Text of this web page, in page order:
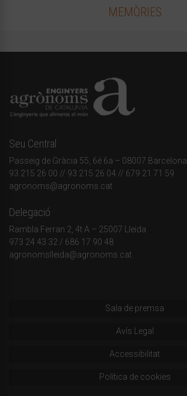
MEMÒRIES
Seu Central
Passeig de Gràcia 55, 6è 6a – 08007 Barcelona
93 215 26 00 // 93 215 26 04 // 679 21 71 59
agronoms@agronoms.cat
Delegació
Rambla Ferran 2, 4t A – 25007 Lleida
973 24 43 32 / 686 17 90 48
agronomslleida@agronoms.cat
Sala de premsa
Avís Legal
Accessibilitat
Política de cookies